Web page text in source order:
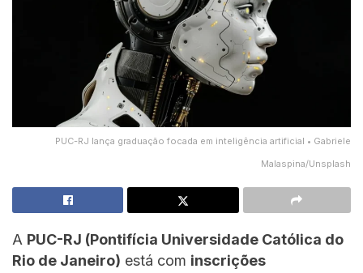
PUC-RJ lança graduação focada em inteligência artificial • Gabriele
Malaspina/Unsplash
A PUC-RJ (Pontifícia Universidade Católica do
Rio de Janeiro) está com inscrições